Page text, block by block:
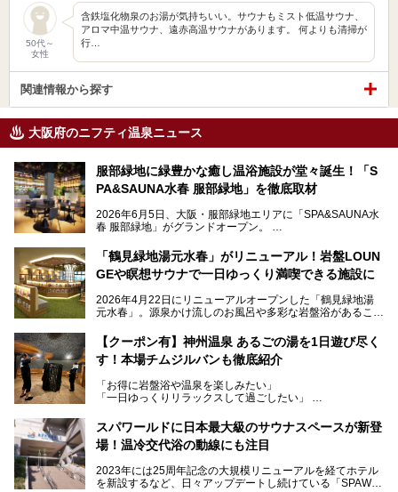
50代～
女性
含鉄塩化物泉のお湯が気持ちいい。サウナもミスト低温サウナ、
アロマ中温サウナ、遠赤高温サウナがあります。 何よりも清掃が
行…
関連情報から探す
大阪府のニフティ温泉ニュース
服部緑地に緑豊かな癒し温浴施設が堂々誕生！「S
PA&SAUNA水春 服部緑地」を徹底取材
2026年6月5日、大阪・服部緑地エリアに「SPA&SAUNA水
春 服部緑地」がグランドオープン。
当初の計画から約5年の時を経て誕生した本施設は、温泉・
サウナ・岩盤浴・フィットネス・ラウンジ・レストランなど
を融合した、これまでの“水春”のイメージをさらに進化させ
今回はオープン前の内覧会に参加し、館内のこだわりポイン
サウナー注目の3種のサウナや160cmの深水風呂、没入感の
高い岩盤浴エリア、日本最大の台数を誇る最新AIフィットネ
スマシンなど、見どころ満載の館内を詳しくご紹介します。
「鶴見緑地湯元水春」がリニューアル！岩盤LOUN
GEや瞑想サウナで一日ゆっくり満喫できる施設に
2026年4月22日にリニューアルオープンした「鶴見緑地湯
元水春」。源泉かけ流しのお風呂や多彩な岩盤浴があること
に“一日中くつろげる場所”としてパワーアップしています。
今回のリニューアルでは、新たに登場した瞑想サウナをはじ
見どころが盛りだくさん。日常の疲れを癒やしたい方はもち
ろん、休日にゆったり過ごしたい方にもぴったりの内容とな
本記事では、そんなリニューアル後の注目ポイントを詳しく
紹介します。これから「鶴見緑地湯元水春」に訪れる方や、
い。
【クーポン有】神州温泉 あるごの湯を1日遊び尽く
す！本場チムジルバンも徹底紹介
「お得に岩盤浴や温泉を楽しみたい」
「一日ゆっくりリラックスして過ごしたい」
利用できる「神州温泉 あるごの湯」です。
あるごの湯は、大阪府豊中市にある日帰り温浴施設で、阪急
チムジルバン（岩盤浴）を中心に、発汗・リラックス・漫画
タイムまで満喫できる長時間滞在型の施設なので、一日中ゆ
スパワールドに日本最大級のサウナスペースが新登
場！温冷交代浴の動線にも注目
2023年には25周年記念の大規模リニューアルを経てホテル
を新設するなど、日々アップデートし続けている「SPAWO